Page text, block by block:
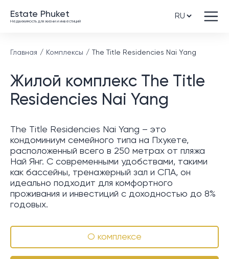
Estate Phuket
Недвижимость для жизни и инвестиций
Главная Комплексы The Title Residencies Nai Yang
Жилой комплекс The Title
Residencies Nai Yang
The Title Residencies Nai Yang – это
кондоминиум семейного типа на Пхукете,
расположенный всего в 250 метрах от пляжа
Най Янг. С современными удобствами, такими
как бассейны, тренажерный зал и СПА, он
идеально подходит для комфортного
проживания и инвестиций с доходностью до 8%
годовых.
О комплексе